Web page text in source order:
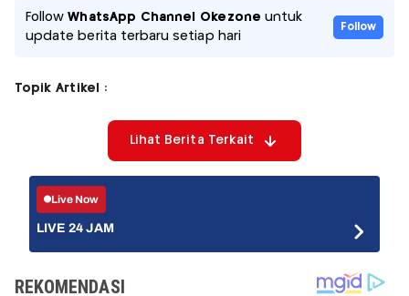
FollowWhatsApp Channel Okezone untuk
update berita terbaru setiap hari
Follow
Topik Artikel :
Lihat Berita Terkait
Live Now
LIVE 24 JAM